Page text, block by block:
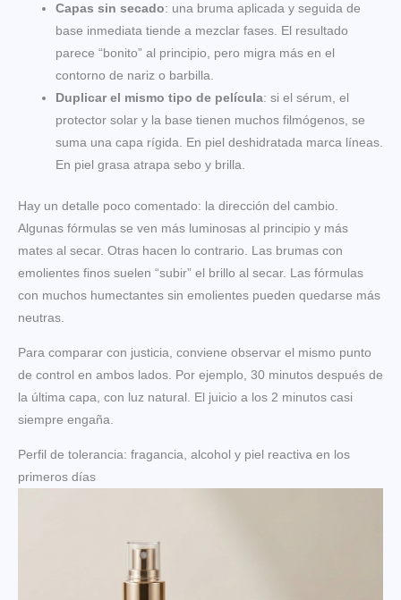
Capas sin secado: una bruma aplicada y seguida de
base inmediata tiende a mezclar fases. El resultado
parece “bonito” al principio, pero migra más en el
contorno de nariz o barbilla.
Duplicar el mismo tipo de película: si el sérum, el
protector solar y la base tienen muchos filmógenos, se
suma una capa rígida. En piel deshidratada marca líneas.
En piel grasa atrapa sebo y brilla.
Hay un detalle poco comentado: la dirección del cambio.
Algunas fórmulas se ven más luminosas al principio y más
mates al secar. Otras hacen lo contrario. Las brumas con
emolientes finos suelen “subir” el brillo al secar. Las fórmulas
con muchos humectantes sin emolientes pueden quedarse más
neutras.
Para comparar con justicia, conviene observar el mismo punto
de control en ambos lados. Por ejemplo, 30 minutos después de
la última capa, con luz natural. El juicio a los 2 minutos casi
siempre engaña.
Perfil de tolerancia: fragancia, alcohol y piel reactiva en los
primeros días